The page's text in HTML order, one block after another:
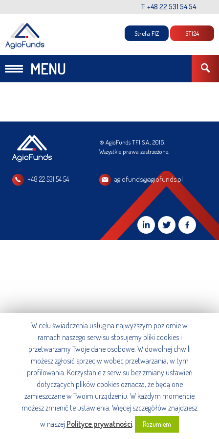
T: +48 22 531 54 54
MENU
Strefa FIZ STI24
© AgioFunds TFI S.A., 2016.
Wszystkie prawa zastrzeżone.
+48 22 531 54 54 agiofunds@agiofunds.pl
W celu świadczenia usług na najwyższym poziomie w
ramach naszego serwisu stosujemy pliki cookies i
przetwarzamy Twoje dane osobowe. W dowolnej chwili
możesz zgłosić sprzeciw wobec przetwarzania, w tym
profilowania. Korzystanie z serwisu bez zmiany ustawień
dotyczących plików cookies oznacza, że będą one
zamieszczane w Twoim urządzeniu. W każdym momencie
możesz zmienić te ustawienia. Więcej szczegółów znajdziesz
w naszej Polityce prywatności. Rozumiem